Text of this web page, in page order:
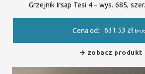
Grzejnik Irsap Tesi 4 – wys. 685,
Cena od: 631.53 zł
zobacz produkt